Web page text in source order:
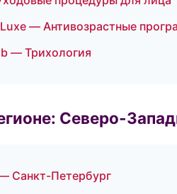
— Антивозрастные
— Трихология
Северо-
Санкт-Петербург